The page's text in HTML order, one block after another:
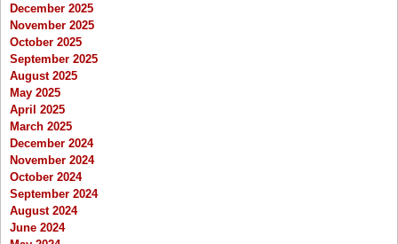
December 2025
November 2025
October 2025
September 2025
August 2025
May 2025
April 2025
March 2025
December 2024
November 2024
October 2024
September 2024
August 2024
June 2024